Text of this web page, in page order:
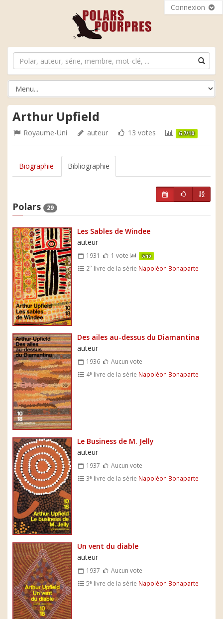
Connexion
Arthur Upfield
Royaume-Uni auteur 13 votes 6.7/10
Biographie Bibliographie
Polars 29
Les Sables de Windee
auteur
1931 1 vote 7/10
2e livre de la série Napoléon Bonaparte
Des ailes au-dessus du Diamantina
auteur
1936
Aucun vote
4e livre de la série Napoléon Bonaparte
Le Business de M. Jelly
auteur
1937
Aucun vote
3e livre de la série Napoléon Bonaparte
Un vent du diable
auteur
1937
Aucun vote
5e livre de la série Napoléon Bonaparte